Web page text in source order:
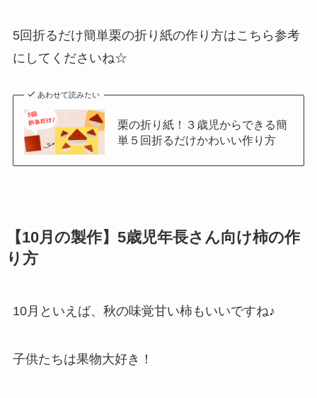
5回折るだけ簡単栗の折り紙の作り方はこちら参考
にしてくださいね☆
あわせて読みたい
栗の折り紙！３歳児からできる簡
単５回折るだけかわいい作り方
【10月の製作】5歳児年長さん向け柿の作
り方
10月といえば、秋の味覚甘い柿もいいですね♪
子供たちは果物大好き！